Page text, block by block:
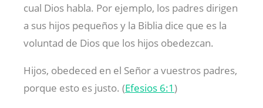
cual Dios habla. Por ejemplo, los padres dirigen
a sus hijos pequeños y la Biblia dice que es la
voluntad de Dios que los hijos obedezcan.
Hijos, obedeced en el Señor a vuestros padres,
porque esto es justo. (Efesios 6:1)